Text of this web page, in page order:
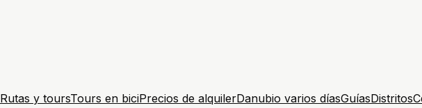
Rutas y toursTours en biciPrecios de alquilerDanubio varios díasGuíasDistritos